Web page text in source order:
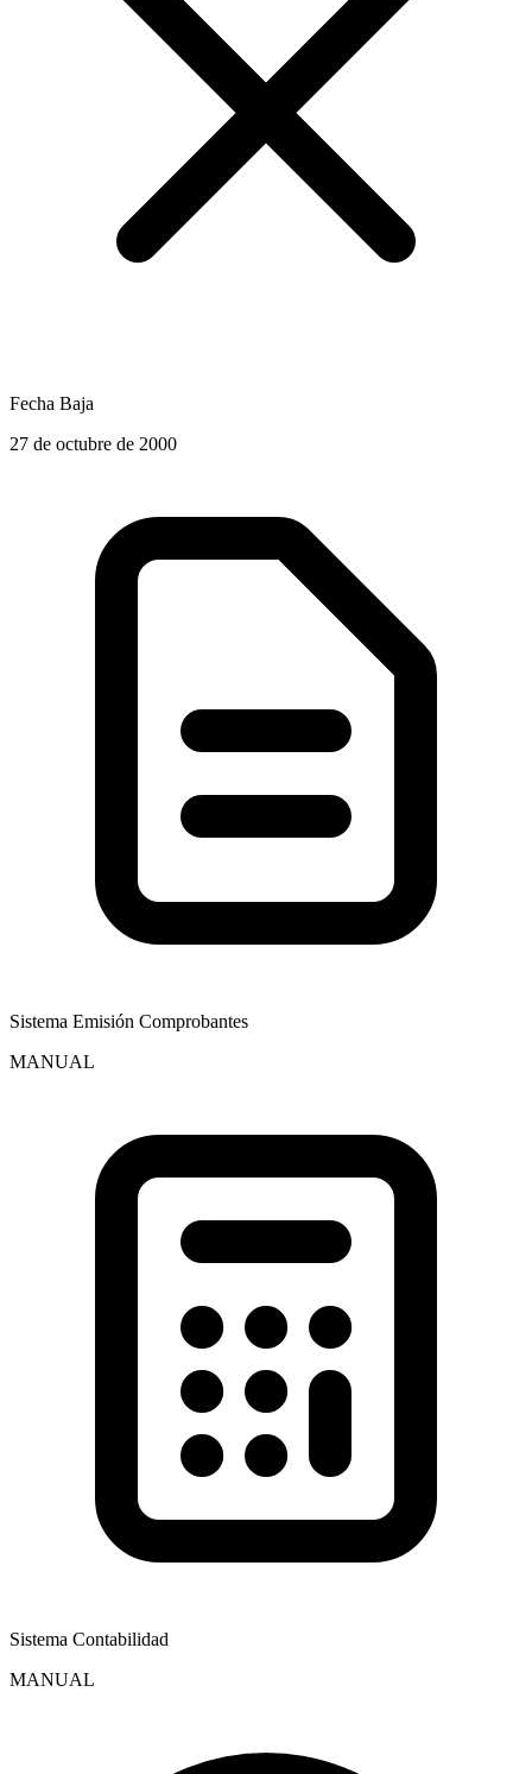
Fecha Baja
27 de octubre de 2000
Sistema Emisión Comprobantes
MANUAL
Sistema Contabilidad
MANUAL